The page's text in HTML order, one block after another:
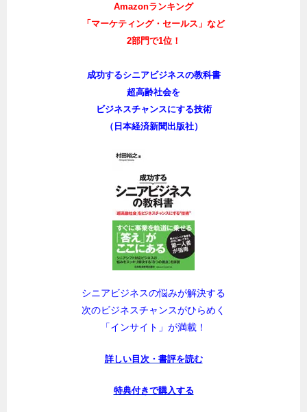
Amazonランキング
「マーケティング・セールス」など
2部門で1位！
成功するシニアビジネスの教科書
超高齢社会を
ビジネスチャンスにする技術
（日本経済新聞出版社）
シニアビジネスの悩みが解決する
次のビジネスチャンスがひらめく
「インサイト」が満載！
詳しい目次・書評を読む
特典付きで購入する